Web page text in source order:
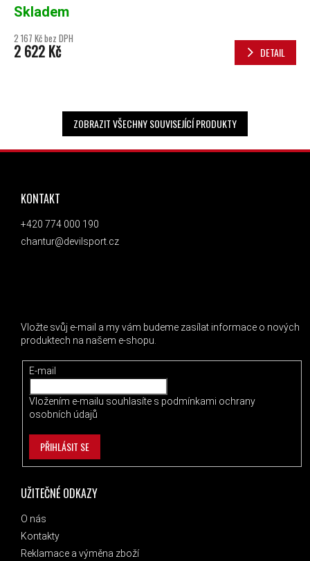
Skladem
2 167 Kč bez DPH
2 622 Kč DETAIL
ZOBRAZIT VŠECHNY SOUVISEJÍCÍ PRODUKTY
ZÁPATÍ
UŽITEČNÉ ODKAZY
O nás
Kontakty
Reklamace a výměna zboží
KONTAKT
+420 774 000 190
chantur@devilsport.cz
Vložte svůj e-mail a my vám budeme zasílat informace o nových
produktech na našem e-shopu.
E-mail
Vložením e-mailu souhlasíte s podmínkami ochrany
osobních údajů
PŘIHLÁSIT SE